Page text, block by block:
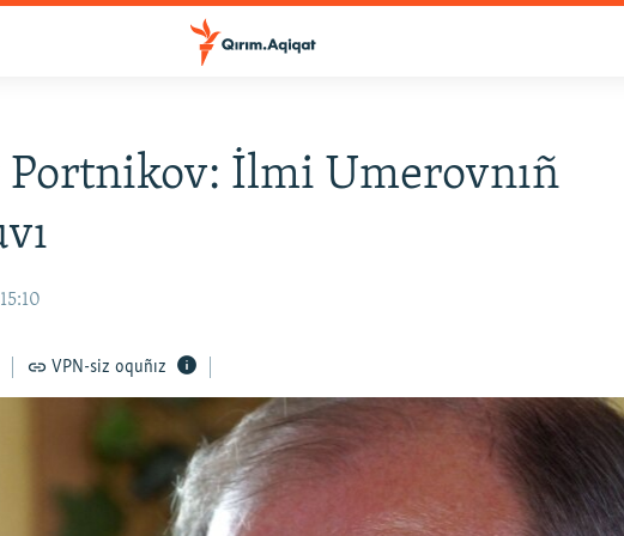
İlmi Umerovnıñ
VPN-siz oquñız